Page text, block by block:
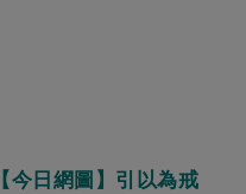
【今日網圖】引以為戒